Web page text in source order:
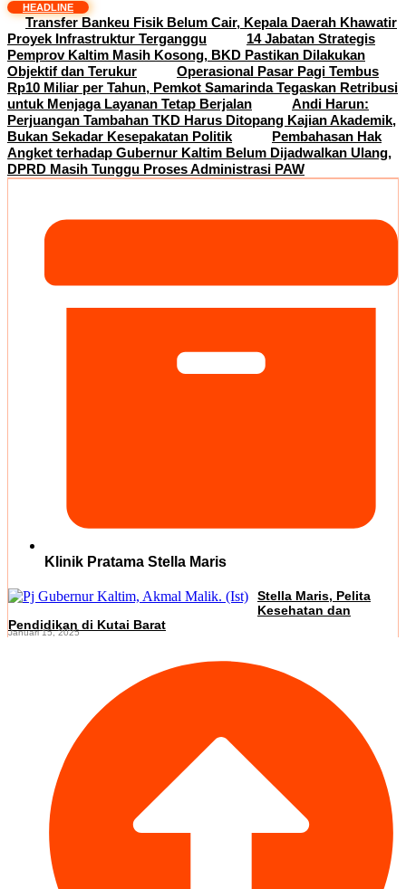
HEADLINE
Transfer Bankeu Fisik Belum Cair, Kepala Daerah Khawatir
Proyek Infrastruktur Terganggu
14 Jabatan Strategis
Pemprov Kaltim Masih Kosong, BKD Pastikan Dilakukan
Objektif dan Terukur
Operasional Pasar Pagi Tembus
Rp10 Miliar per Tahun, Pemkot Samarinda Tegaskan Retribusi
untuk Menjaga Layanan Tetap Berjalan
Andi Harun:
Perjuangan Tambahan TKD Harus Ditopang Kajian Akademik,
Bukan Sekadar Kesepakatan Politik
Pembahasan Hak
Angket terhadap Gubernur Kaltim Belum Dijadwalkan Ulang,
DPRD Masih Tunggu Proses Administrasi PAW
Klinik Pratama Stella Maris
Stella Maris, Pelita
Kesehatan dan
Pendidikan di Kutai Barat
Januari 15, 2025